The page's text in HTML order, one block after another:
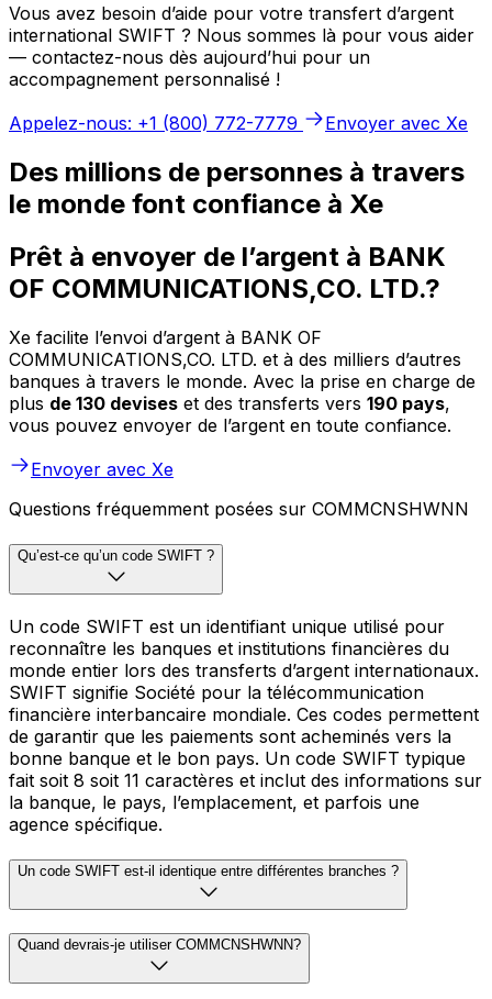
Vous avez besoin d’aide pour votre transfert d’argent
international SWIFT ? Nous sommes là pour vous aider
— contactez-nous dès aujourd’hui pour un
accompagnement personnalisé !
Appelez-nous: +1 (800) 772-7779
Envoyer avec Xe
Des millions de personnes à travers
le monde font confiance à Xe
Prêt à envoyer de l’argent à BANK
OF COMMUNICATIONS,CO. LTD.?
Xe facilite l’envoi d’argent à BANK OF
COMMUNICATIONS,CO. LTD. et à des milliers d’autres
banques à travers le monde. Avec la prise en charge de
plus de 130 devises et des transferts vers 190 pays,
vous pouvez envoyer de l’argent en toute confiance.
Envoyer avec Xe
Questions fréquemment posées sur COMMCNSHWNN
Qu’est-ce qu’un code SWIFT ?
Un code SWIFT est un identifiant unique utilisé pour
reconnaître les banques et institutions financières du
monde entier lors des transferts d’argent internationaux.
SWIFT signifie Société pour la télécommunication
financière interbancaire mondiale. Ces codes permettent
de garantir que les paiements sont acheminés vers la
bonne banque et le bon pays. Un code SWIFT typique
fait soit 8 soit 11 caractères et inclut des informations sur
la banque, le pays, l’emplacement, et parfois une
agence spécifique.
Un code SWIFT est-il identique entre différentes branches ?
Quand devrais-je utiliser COMMCNSHWNN?